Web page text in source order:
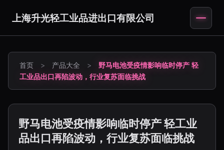
上海升光轻工业品进出口有限公司
首页 > 产品大全 >
野马电池受疫情影响临时停产 轻
工业品出口再陷波动，行业复苏面临挑战
野马电池受疫情影响临时停产 轻工业
品出口再陷波动，行业复苏面临挑战